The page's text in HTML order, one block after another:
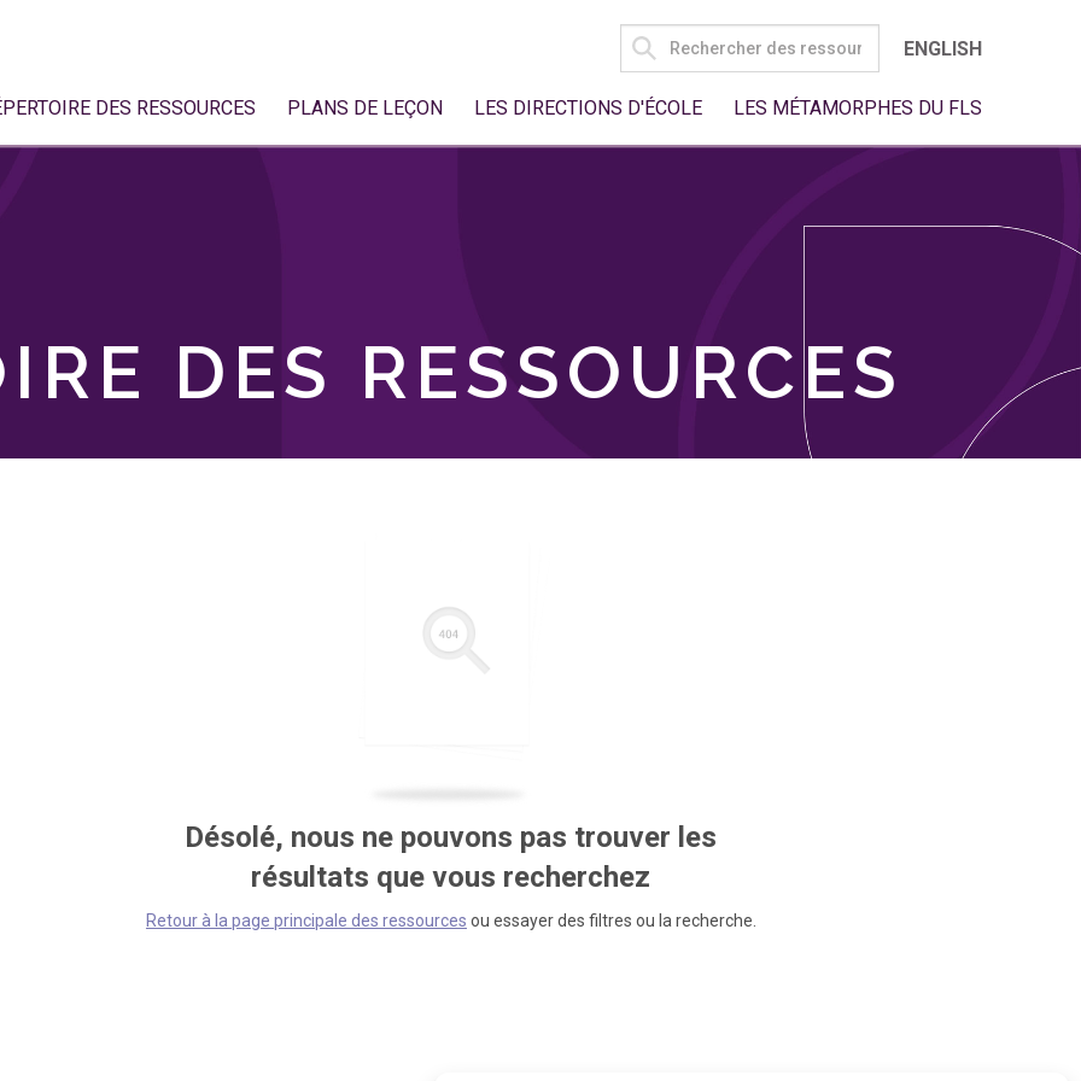
SEARCH
FOR:
ENGLISH
DES RESSOURCES PLANS DE LEÇON LES DIRECTIONS D'ÉCOLE LES MÉTAMORPHES DU FLS
DES RESSOURCES
Désolé, nous ne pouvons pas trouver les
résultats que vous recherchez
Retour à la page principale des ressources ou essayer des filtres ou la recherche.